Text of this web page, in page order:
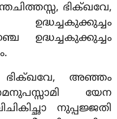
ഭിക്ഖവേ,
ഉദ്ധച്ചകുക്കുച്ചം
ഭിക്ഖവേ, അഞ്ഞം
യേന
നുപ്പജ്ജതി